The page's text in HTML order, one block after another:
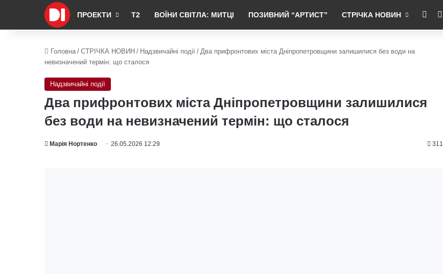
ПРОЕКТИ Т2 ВОЇНИ СВІТЛА: МИТЦІ ПОЗИВНИЙ “АРТИСТ” СТРІЧКА НОВИН RSS
Головна / СТРІЧКА НОВИН / Надзвичайні події / Два прифронтових міста Дніпропетровщини залишилися без води на
невизначений термін: що сталося
Надзвичайні події
Два прифронтових міста Дніпропетровщини залишилися
без води на невизначений термін: що сталося
Марія Нортенко 26.05.2026 12:29 311